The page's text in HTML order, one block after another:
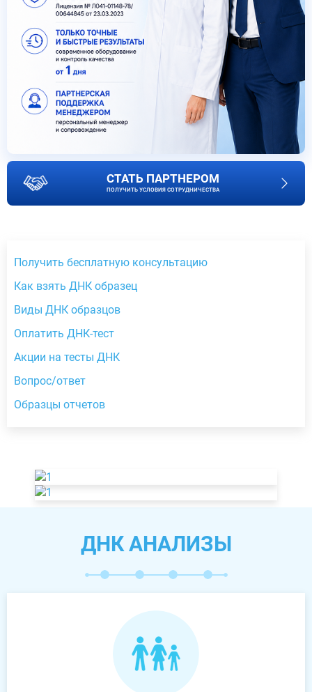
СТАТЬ ПАРТНЕРОМ
ПОЛУЧИТЬ УСЛОВИЯ СОТРУДНИЧЕСТВА
Получить бесплатную консультацию
Как взять ДНК образец
Виды ДНК образцов
Оплатить ДНК-тест
Акции на тесты ДНК
Вопрос/ответ
Образцы отчетов
ДНК АНАЛИЗЫ